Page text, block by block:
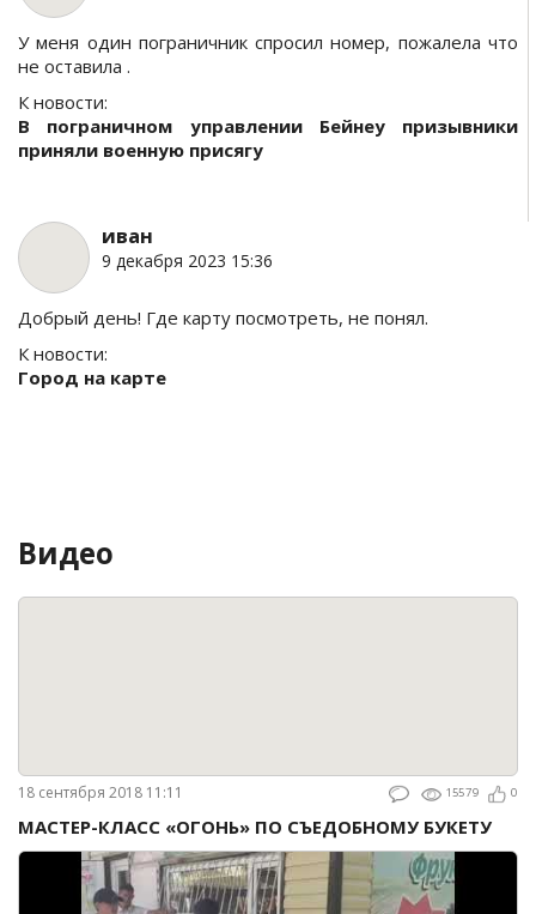
У меня один пограничник спросил номер, пожалела что
не оставила .
К новости:
В пограничном управлении Бейнеу призывники
приняли военную присягу
иван
9 декабря 2023 15:36
Добрый день! Где карту посмотреть, не понял.
К новости:
Город на карте
Видео
18 сентября 2018 11:11 15579 0
МАСТЕР-КЛАСС «ОГОНЬ» ПО СЪЕДОБНОМУ БУКЕТУ